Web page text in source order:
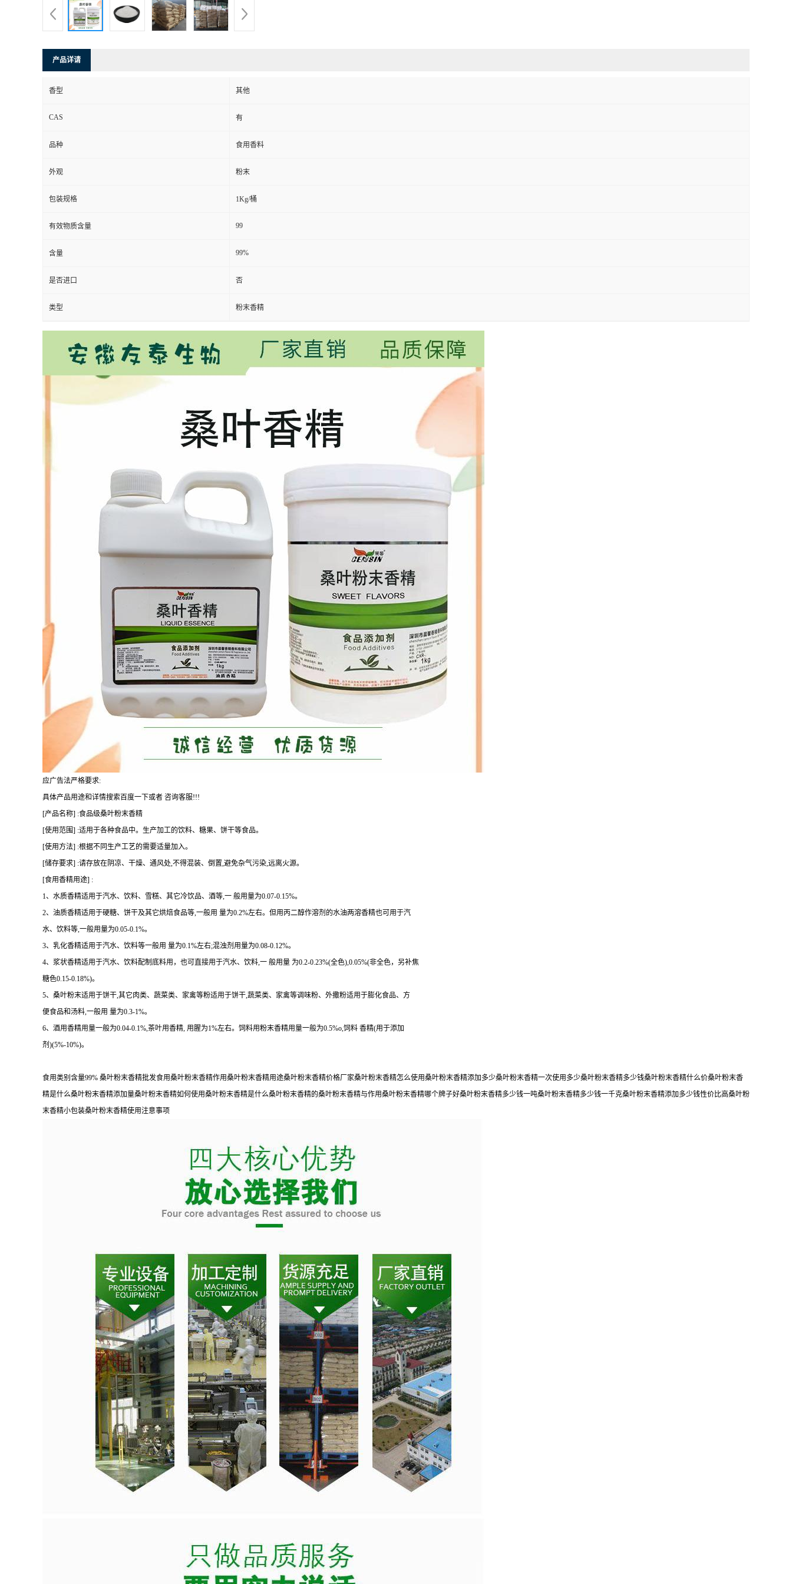
产品详请
香型 其他
CAS 有
品种 食用香料
外观 粉末
包装规格 1Kg/桶
有效物质含量 99
含量 99%
是否进口 否
类型 粉末香精
应广告法严格要求:
具体产品用途和详情搜索百度一下或者 咨询客服!!!
[产品名称] :食品级桑叶粉末香精
[使用范围] :适用于各种食品中。生产加工的饮料、糖果、饼干等食品。
[使用方法] :根据不同生产工艺的需要适量加入。
[储存要求] :请存放在阴凉、干燥、通风处,不得混装、倒置,避免杂气污染,远离火源。
[食用香精用途] :
1、水质香精适用于汽水、饮料、雪糕、其它冷饮品、酒等,一 般用量为0.07-0.15%。
2、油质香精适用于硬糖、饼干及其它烘焙食品等,一般用 量为0.2%左右。但用丙二醇作溶剂的水油两溶香精也可用于汽
水、饮料等,一般用量为0.05-0.1%。
3、乳化香精适用于汽水、饮料等一般用 量为0.1%左右;混浊剂用量为0.08-0.12%。
4、浆状香精适用于汽水、饮料配制底料用，也可直接用于汽水、饮料,一 般用量 为0.2-0.23%(全色),0.05%(非全色，另补焦
糖色0.15-0.18%)。
5、桑叶粉末适用于饼干,其它肉类、蔬菜类、家禽等粉适用于饼干,蔬菜类、家禽等调味粉、外撒粉适用于膨化食品、方
便食品和汤料,一般用 量为0.3-1%。
6、酒用香精用量一般为0.04-0.1%,茶叶用香精, 用腥为1%左右。饲料用粉末香精用量一般为0.5%o,饲料 香精(用于添加
剂)(5%-10%)。
食用类别含量99% 桑叶粉末香精批发食用桑叶粉末香精作用桑叶粉末香精用途桑叶粉末香精价格厂家桑叶粉末香精怎么使用桑叶粉末香精添加多少桑叶粉末香精一次使用多少桑叶粉末香精多少钱桑叶粉末香精什么价桑叶粉末香
精是什么桑叶粉末香精添加量桑叶粉末香精如何使用桑叶粉末香精是什么桑叶粉末香精的桑叶粉末香精与作用桑叶粉末香精哪个牌子好桑叶粉末香精多少钱一吨桑叶粉末香精多少钱一千克桑叶粉末香精添加多少钱性价比高桑叶粉
末香精小包装桑叶粉末香精使用注意事项